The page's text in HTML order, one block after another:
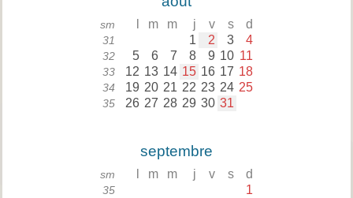
sm m m j v s d
31 1 2 3 4
32 5 6 7 8 9 10 11
33 12 13 14 15 16 17 18
34 19 20 21 22 23 24 25
35 26 27 28 29 30 31
septembre
sm m m j v s d
35 1